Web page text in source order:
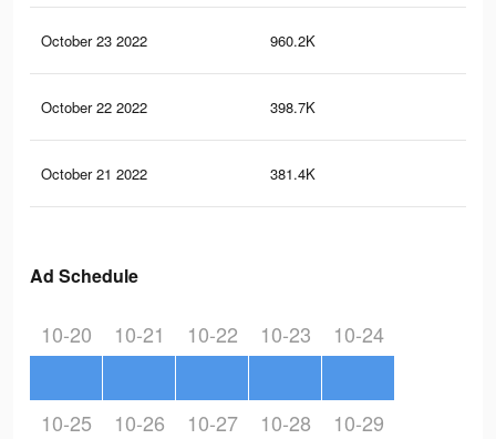
October 23 2022 960.2K
October 22 2022 398.7K
October 21 2022 381.4K
Ad Schedule
10-20 10-21 10-22 10-23 10-24
10-25 10-26 10-27 10-28 10-29